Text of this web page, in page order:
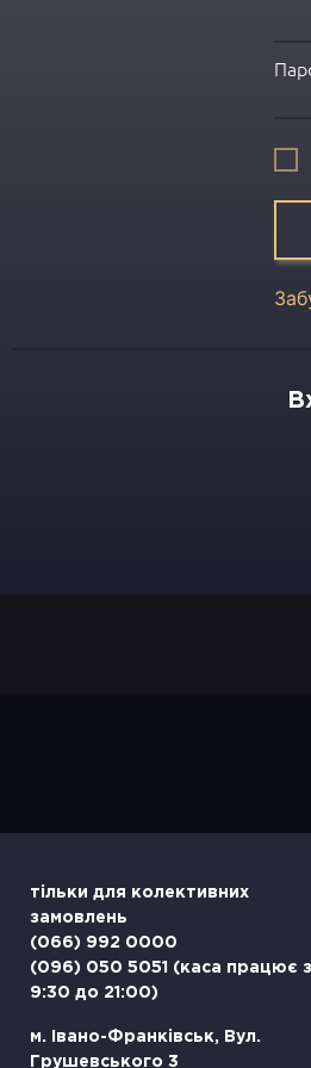
тільки для колективних
замовлень
(066) 992 0000
(096) 050 5051 (каса працює з
9:30 до 21:00)
м. Івано-Франківськ, Вул.
Грушевського 3